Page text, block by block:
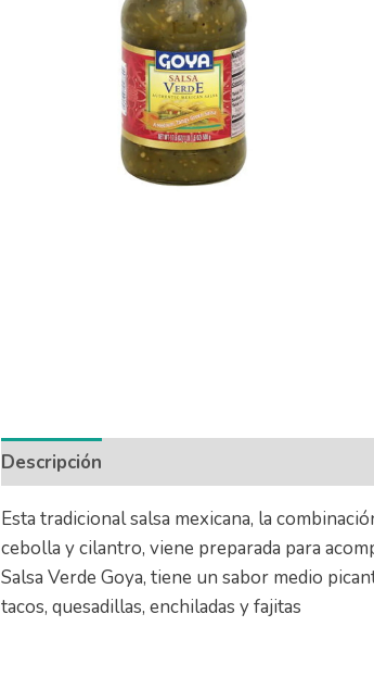
Descripción
Esta tradicional salsa mexicana, la
cebolla y cilantro, viene preparada para
Salsa Verde Goya, tiene un sabor medio
tacos, quesadillas, enchiladas y fajitas